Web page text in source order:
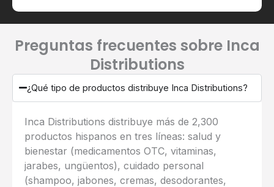
Preguntas frecuentes sobre Inca
Distributions
¿Qué tipo de productos distribuye Inca Distributions?
Inca Distributions distribuye más de 2,300
productos hispanos en tres líneas: salud y
bienestar (medicamentos OTC, vitaminas,
jarabes, ungüentos), cuidado personal
(shampoo, jabones, cremas, desodorantes,